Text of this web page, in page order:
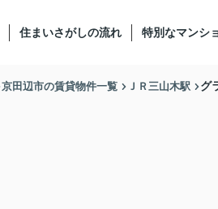
住まいさがしの流れ 特別なマンシ
京田辺市の賃貸物件一覧 ＪＲ三山木駅 グ